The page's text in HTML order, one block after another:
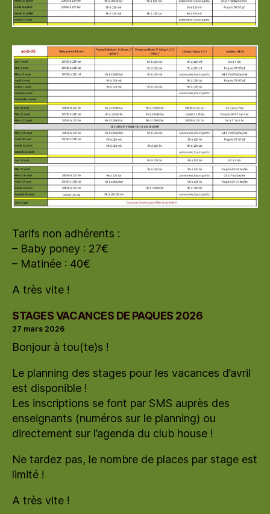
Tarifs non adhérents :
– Baby poney : 27€
– Matinée : 40€
A très vite !
STAGES VACANCES DE PAQUES 2026
27 mars 2026
Bonjour à tou(te)s !
Le planning des stages pour les vacances d’avril
est disponible !
Les inscriptions se font par SMS auprès des
enseignants (numéros sur le planning) ou
directement sur l’agenda du club house !
Ne tardez pas, le nombre de places par stage est
limité !
A très vite !